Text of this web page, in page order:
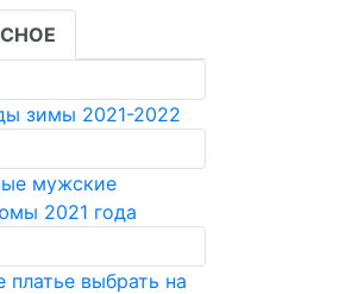
зимы 2021-2022
мужские
2021 года
платье выбрать на